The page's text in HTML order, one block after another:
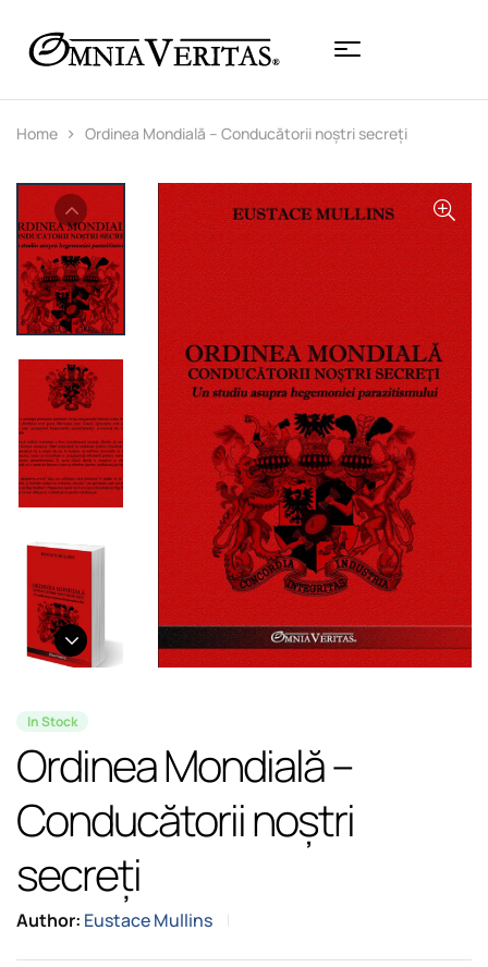
Home Ordinea Mondială – Conducătorii noștri secreți
In Stock
Ordinea Mondială –
Conducătorii noștri
secreți
Author: Eustace Mullins